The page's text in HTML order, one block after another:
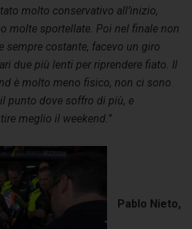
molto conservativo all’inizio,
molte sportellate. Poi nel finale non
sempre costante, facevo un giro
due più lenti per riprendere fiato. Il
è molto meno fisico, non ci sono
punto dove soffro di più, e
meglio il weekend.”
Pablo Nieto,